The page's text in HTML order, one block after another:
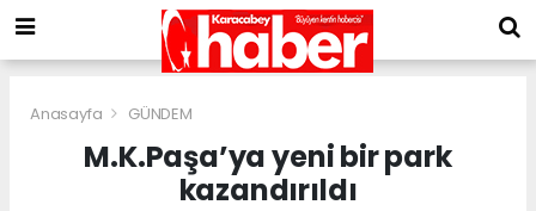
Anasayfa GÜNDEM
M.K.Paşa’ya yeni bir park
kazandırıldı